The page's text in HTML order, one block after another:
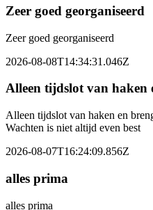
Zeer goed georganiseerd
Zeer goed georganiseerd
2026-08-08T14:34:31.046Z
Alleen tijdslot van
Alleen tijdslot van haken en
Wachten is niet altijd even best
2026-08-07T16:24:09.856Z
alles prima
alles prima